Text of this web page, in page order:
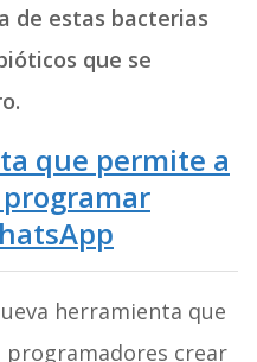
de estas bacterias
que se
que permite a
herramienta que
programadores crear